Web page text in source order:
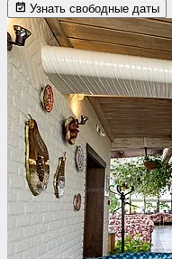
Узнать свободные даты